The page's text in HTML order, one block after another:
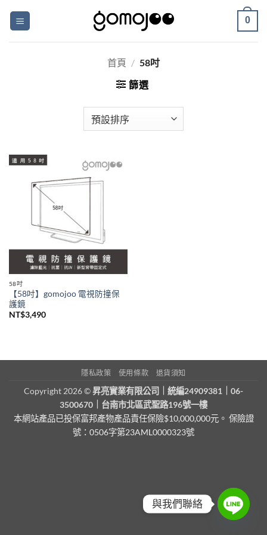
0
首頁 / 58吋
篩選
58吋
【58吋】gomojoo 電視防撞保
護鏡
NT$3,490
隱私政策 使用條款 退貨須知
Copyright 2026 ©昇亮實業有限公司｜統編24909381｜06-
3500670｜台南市北區武聖路196號一樓
本網站產品已投保富邦產物產品責任保險$10,000,000元。 保險證
號：0506字第23AML0000323號
與我們聯絡